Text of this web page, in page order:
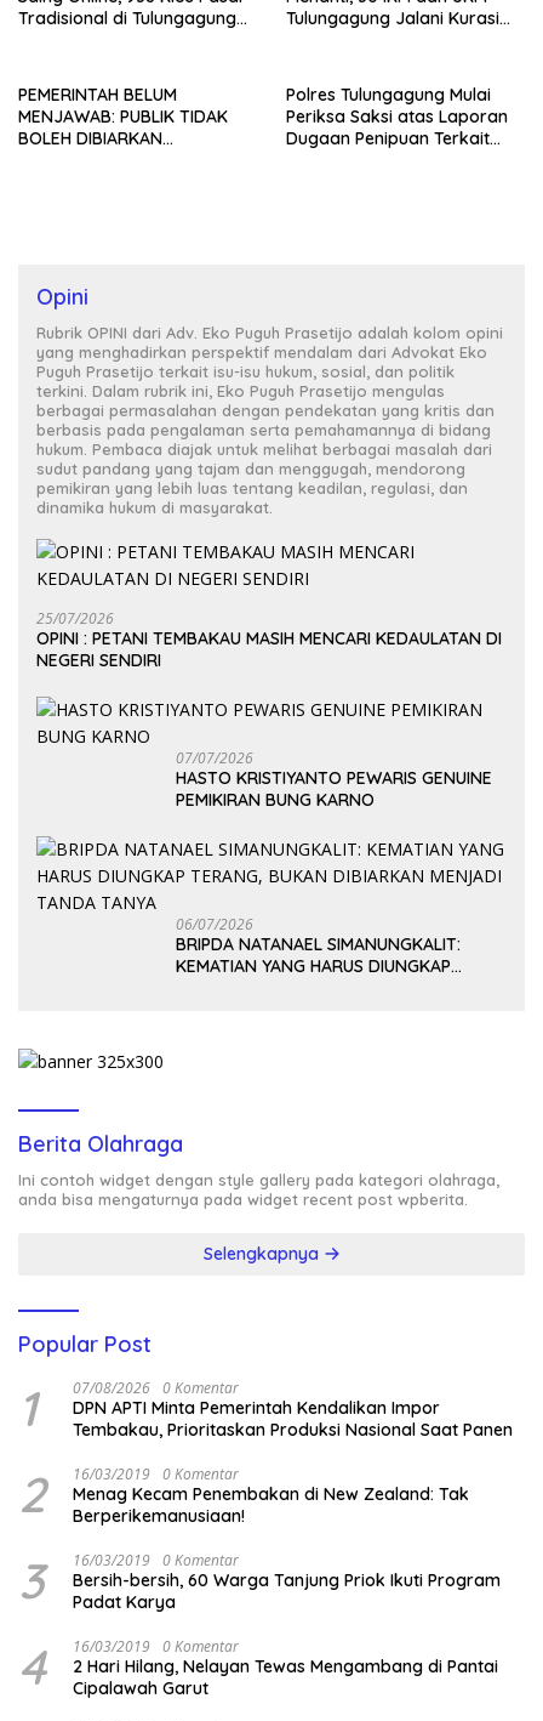
Tradisional di Tulungagung
Tulungagung Jalani Kurasi
PEMERINTAH BELUM
MENJAWAB: PUBLIK TIDAK
BOLEH DIBIARKAN
Polres Tulungagung Mulai
Periksa Saksi atas Laporan
Dugaan Penipuan Terkait
Opini
Rubrik OPINI dari Adv. Eko Puguh Prasetijo adalah kolom opini
yang menghadirkan perspektif mendalam dari Advokat Eko
Puguh Prasetijo terkait isu-isu hukum, sosial, dan politik
terkini. Dalam rubrik ini, Eko Puguh Prasetijo mengulas
berbagai permasalahan dengan pendekatan yang kritis dan
berbasis pada pengalaman serta pemahamannya di bidang
hukum. Pembaca diajak untuk melihat berbagai masalah dari
sudut pandang yang tajam dan menggugah, mendorong
pemikiran yang lebih luas tentang keadilan, regulasi, dan
dinamika hukum di masyarakat.
25/07/2026
OPINI : PETANI TEMBAKAU MASIH MENCARI KEDAULATAN DI
NEGERI SENDIRI
07/07/2026
HASTO KRISTIYANTO PEWARIS GENUINE
PEMIKIRAN BUNG KARNO
06/07/2026
BRIPDA NATANAEL SIMANUNGKALIT:
KEMATIAN YANG HARUS DIUNGKAP
Berita Olahraga
Ini contoh widget dengan style gallery pada kategori olahraga,
anda bisa mengaturnya pada widget recent post wpberita.
Selengkapnya
Popular Post
1 07/08/2026 0 Komentar
DPN APTI Minta Pemerintah Kendalikan Impor
Tembakau, Prioritaskan Produksi Nasional Saat Panen
2 16/03/2019 0 Komentar
Menag Kecam Penembakan di New Zealand: Tak
Berperikemanusiaan!
3 16/03/2019 0 Komentar
Bersih-bersih, 60 Warga Tanjung Priok Ikuti Program
Padat Karya
4 16/03/2019 0 Komentar
2 Hari Hilang, Nelayan Tewas Mengambang di Pantai
Cipalawah Garut